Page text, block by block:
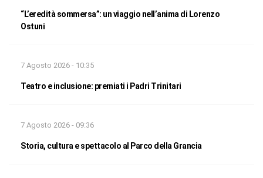
“L’eredità sommersa”: un viaggio nell’anima di Lorenzo
Ostuni
7 Agosto 2026 - 10:35
Teatro e inclusione: premiati i Padri Trinitari
7 Agosto 2026 - 09:36
Storia, cultura e spettacolo al Parco della Grancia